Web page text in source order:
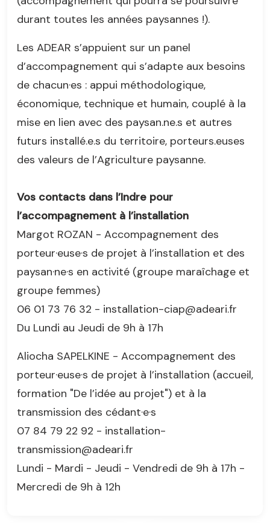
durant toutes les années paysannes !).
Les ADEAR s’appuient sur un panel
d’accompagnement qui s’adapte aux besoins
de chacun·es : appui méthodologique,
économique, technique et humain, couplé à la
mise en lien avec des paysan.ne.s et autres
futurs installé.e.s du territoire, porteurs.euses
des valeurs de l’Agriculture paysanne.
Vos contacts dans l’Indre pour
l’accompagnement à l’installation
Margot ROZAN - Accompagnement des
porteur·euse·s de projet à l’installation et des
paysan·ne·s en activité (groupe maraîchage et
groupe femmes)
06 01 73 76 32 - installation-ciap@adeari.fr
Du Lundi au Jeudi de 9h à 17h
Aliocha SAPELKINE - Accompagnement des
porteur·euse·s de projet à l’installation (accueil,
formation "De l’idée au projet") et à la
transmission des cédant·e·s
07 84 79 22 92 - installation-
transmission@adeari.fr
Lundi - Mardi - Jeudi - Vendredi de 9h à 17h -
Mercredi de 9h à 12h